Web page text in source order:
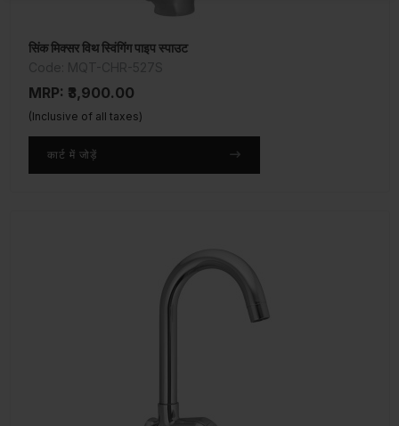
सिंक मिक्सर विथ स्विंगिंग पाइप स्पाउट
MRP: ₹3,900.00
(Inclusive of all taxes)
कार्ट में जोड़ें